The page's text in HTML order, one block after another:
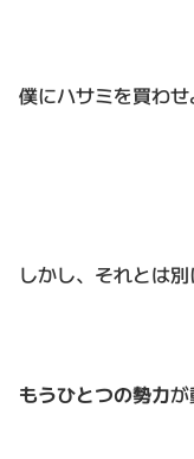
僕にハサミを買わせ
しかし、それとは別
もうひとつの勢力が